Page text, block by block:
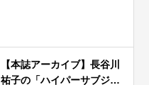
【本誌アーカイブ】長谷川
祐子の「ハイパーサブジ…